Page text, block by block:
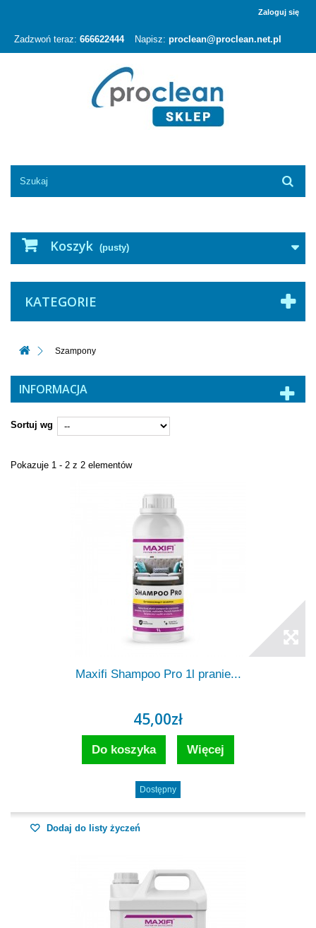
Zaloguj się
Zadzwoń teraz: 666622444 Napisz: proclean@proclean.net.pl
Koszyk (pusty)
KATEGORIE
Szampony
INFORMACJA
Sortuj wg
Pokazuje 1 - 2 z 2 elementów
Maxifi Shampoo Pro 1l pranie...
45,00zł
Do koszyka Więcej
Dostępny
Dodaj do listy życzeń